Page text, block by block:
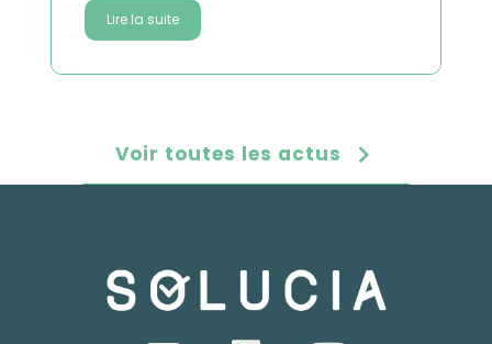
Lire la suite
Voir toutes les actus